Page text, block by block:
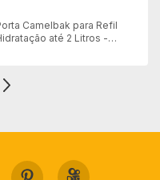
Camelbak para Refil
até 2 Litros -